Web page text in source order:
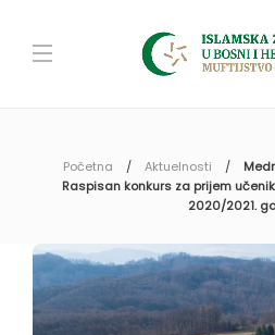
Početna Aktuelnosti
Raspisan konkurs za prijem
2020/2021.